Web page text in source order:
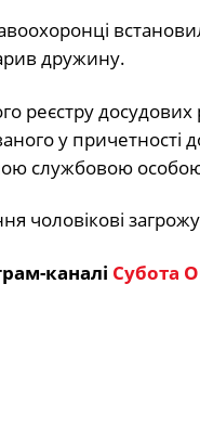
дружину.
реєстру
у причетності
службовою
чоловікові
каналі Субота